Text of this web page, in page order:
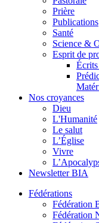
Prière
Publications
Santé
Science &
Esprit de
Nos croyances
Dieu
L'Humanité
Le salut
L’Église
Vivre
Newsletter BIA
Fédérations
Fédération
Fédération